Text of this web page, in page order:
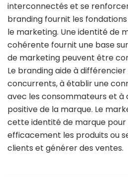
interconnectés et se
branding fournit les
le marketing. Une identité de
cohérente fournit une base
de marketing peuvent être
Le branding aide à
concurrents, à établir une
avec les consommateurs et
positive de la marque. Le
cette identité de marque
efficacement les produits ou
clients et générer des ventes.